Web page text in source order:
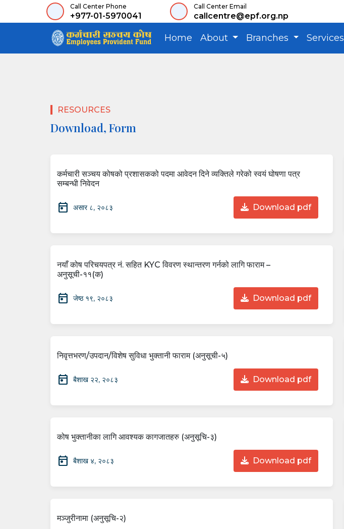
Call Center Phone
+977-01-5970041
Call Center Email
callcentre@epf.org.np
Home About Branches Services
RESOURCES
Download, Form
कर्मचारी सञ्चय कोषको प्रशासकको पदमा आवेदन दिने व्यक्तिले गरेको स्वयं घोषणा पत्र
सम्बन्धी निवेदन
today असार ८, २०८३ Download pdf
नयाँ कोष परिचयपत्र नं. सहित KYC विवरण स्थान्तरण गर्नको लागि फाराम –
अनुसूची-११(क)
today जेष्ठ १९, २०८३ Download pdf
निवृत्तभरण/उपदान/विशेष सुविधा भुक्तानी फाराम (अनुसूची-५)
today बैशाख २२, २०८३ Download pdf
कोष भुक्तानीका लागि आवश्यक कागजातहरु (अनुसूचि-३)
today बैशाख ४, २०८३ Download pdf
मञ्जुरीनामा (अनुसूचि-२)